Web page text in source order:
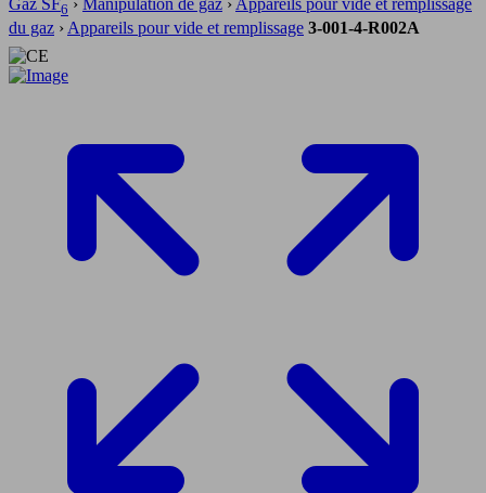
Gaz SF6 › Manipulation de gaz › Appareils pour vide et remplissage
du gaz › Appareils pour vide et remplissage 3-001-4-R002A